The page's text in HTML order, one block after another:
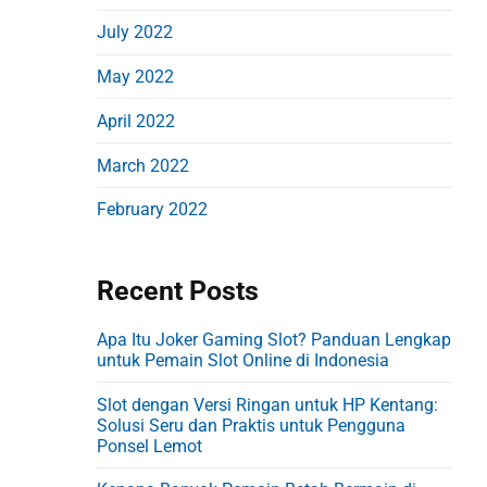
July 2022
May 2022
April 2022
March 2022
February 2022
Recent Posts
Apa Itu Joker Gaming Slot? Panduan Lengkap
untuk Pemain Slot Online di Indonesia
Slot dengan Versi Ringan untuk HP Kentang:
Solusi Seru dan Praktis untuk Pengguna
Ponsel Lemot